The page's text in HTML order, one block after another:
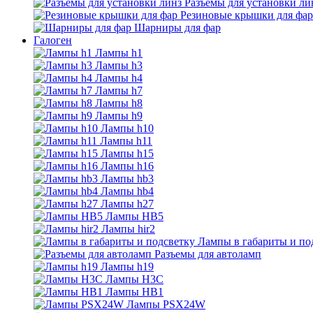
Разъемы для установки
Резиновые крышки для фар
Шарниры для фар
Галоген
Лампы h1
Лампы h3
Лампы h4
Лампы h7
Лампы h8
Лампы h9
Лампы h10
Лампы h11
Лампы h15
Лампы h16
Лампы hb3
Лампы hb4
Лампы h27
Лампы HB5
Лампы hir2
Лампы в габариты и
Разъемы для автоламп
Лампы h19
Лампы H3C
Лампы HB1
Лампы PSX24W